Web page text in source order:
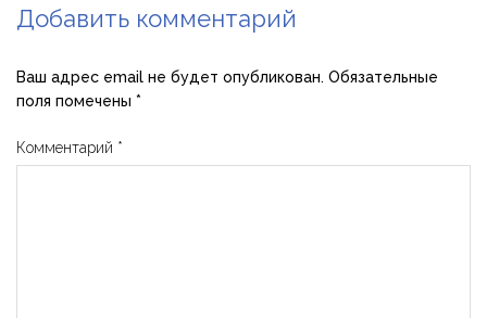
Добавить комментарий
Ваш адрес email не будет опубликован. Обязательные
поля помечены *
Комментарий *